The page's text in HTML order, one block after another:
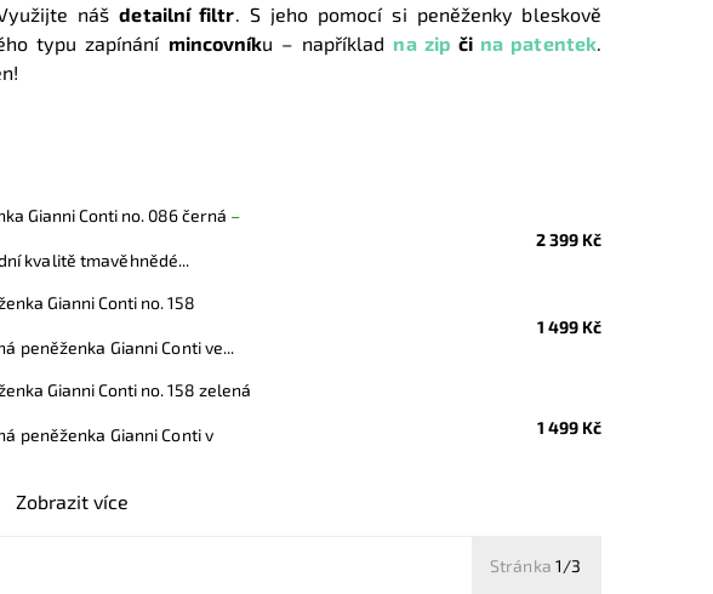
nášdetailní filtr. S jeho pomocí si peněženky bleskově
typu zapínání mincovníku – například na zip či na patentek.
Gianni Conti no. 086 černá –
kvalitě tmavěhnědé...
2 399 Kč
Gianni Conti no. 158
peněženka Gianni Conti ve...
1 499 Kč
Gianni Conti no. 158 zelená
peněženka Gianni Conti v
1 499 Kč
Zobrazit více
Stránka 1/3